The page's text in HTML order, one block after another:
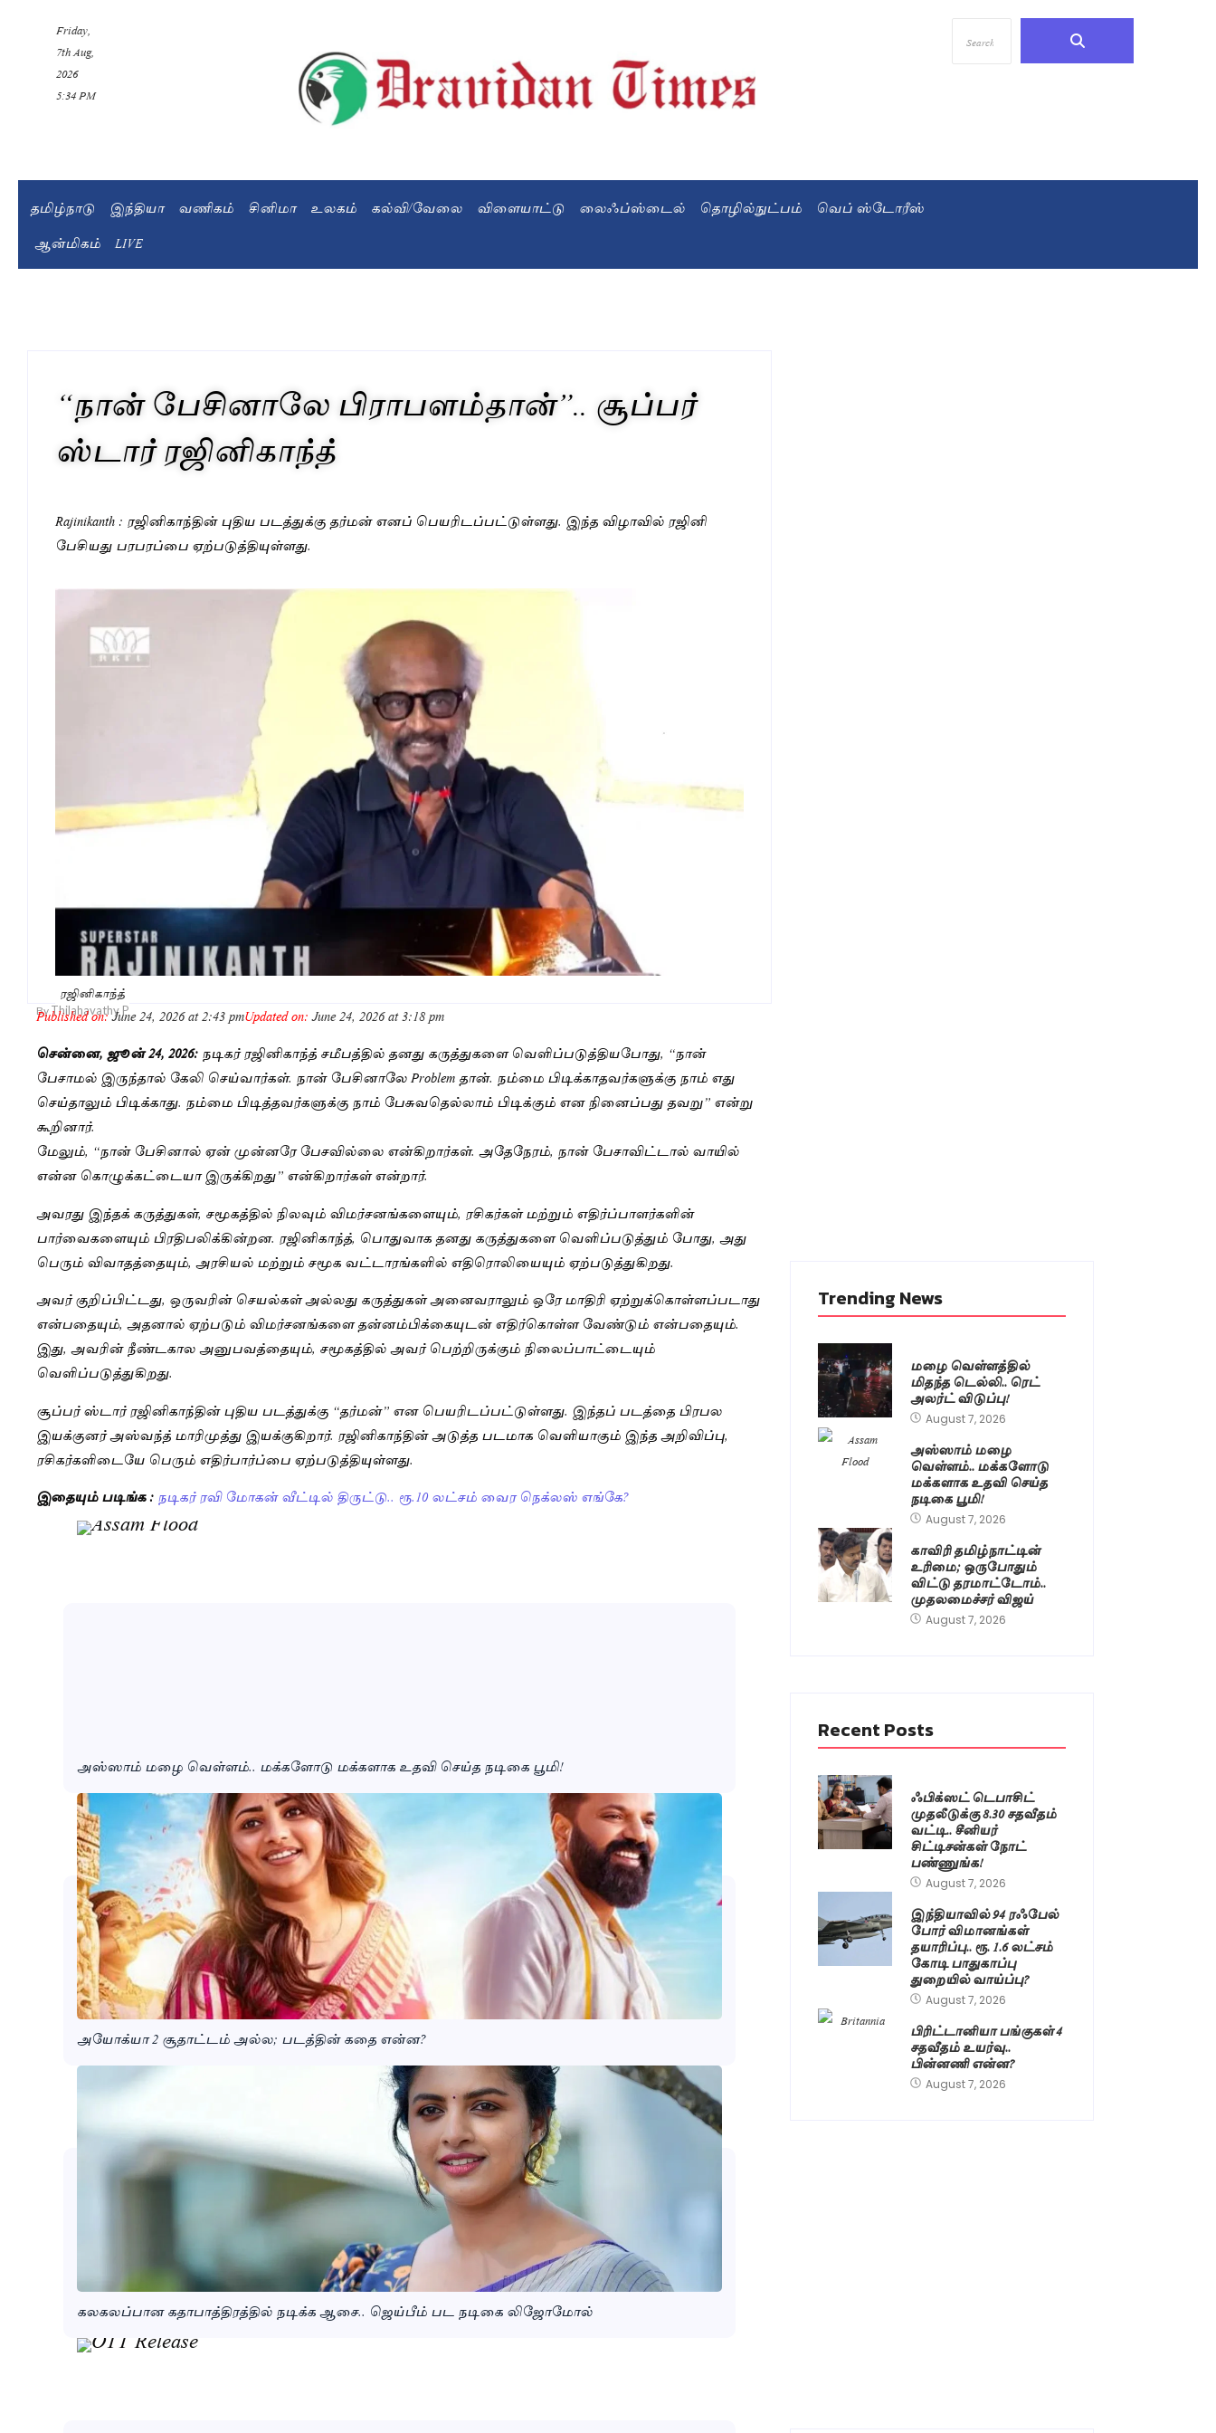
Friday,
7th Aug,
2026
5:34 PM
தமிழ்நாடு இந்தியா வணிகம் சினிமா உலகம் கல்வி/வேலை விளையாட்டு லைஃப்ஸ்டைல் தொழில்நுட்பம்
வெப் ஸ்டோரீஸ்
ஆன்மிகம்
LIVE
“நான் பேசினாலே பிராபளம்தான்”.. சூப்பர்
ஸ்டார் ரஜினிகாந்த்
Rajinikanth : ரஜினிகாந்தின் புதிய படத்துக்கு தர்மன் எனப் பெயரிடப்பட்டுள்ளது. இந்த விழாவில் ரஜினி
பேசியது பரபரப்பை ஏற்படுத்தியுள்ளது.
ரஜினிகாந்த்
By Thilahavathy P
Published on:June 24, 2026 at 2:43 pmUpdated on:June 24, 2026 at 3:18 pm
சென்னை, ஜூன் 24, 2026: நடிகர் ரஜினிகாந்த் சமீபத்தில் தனது கருத்துகளை வெளிப்படுத்தியபோது, “நான்
பேசாமல் இருந்தால் கேலி செய்வார்கள். நான் பேசினாலே Problem தான். நம்மை பிடிக்காதவர்களுக்கு நாம் எது
செய்தாலும் பிடிக்காது. நம்மை பிடித்தவர்களுக்கு நாம் பேசுவதெல்லாம் பிடிக்கும் என நினைப்பது தவறு” என்று
கூறினார்.
மேலும், “நான் பேசினால் ஏன் முன்னரே பேசவில்லை என்கிறார்கள். அதேநேரம், நான் பேசாவிட்டால் வாயில்
என்ன கொழுக்கட்டையா இருக்கிறது” என்கிறார்கள் என்றார்.
அவரது இந்தக் கருத்துகள், சமூகத்தில் நிலவும் விமர்சனங்களையும், ரசிகர்கள் மற்றும் எதிர்ப்பாளர்களின்
பார்வைகளையும் பிரதிபலிக்கின்றன. ரஜினிகாந்த், பொதுவாக தனது கருத்துகளை வெளிப்படுத்தும் போது, அது
பெரும் விவாதத்தையும், அரசியல் மற்றும் சமூக வட்டாரங்களில் எதிரொலியையும் ஏற்படுத்துகிறது.
அவர் குறிப்பிட்டது, ஒருவரின் செயல்கள் அல்லது கருத்துகள் அனைவராலும் ஒரே மாதிரி ஏற்றுக்கொள்ளப்படாது
என்பதையும், அதனால் ஏற்படும் விமர்சனங்களை தன்னம்பிக்கையுடன் எதிர்கொள்ள வேண்டும் என்பதையும்.
இது, அவரின் நீண்டகால அனுபவத்தையும், சமூகத்தில் அவர் பெற்றிருக்கும் நிலைப்பாட்டையும்
வெளிப்படுத்துகிறது.
சூப்பர் ஸ்டார் ரஜினிகாந்தின் புதிய படத்துக்கு “தர்மன்” என பெயரிடப்பட்டுள்ளது. இந்தப் படத்தை பிரபல
இயக்குனர் அஸ்வந்த் மாரிமுத்து இயக்குகிறார். ரஜினிகாந்தின் அடுத்த படமாக வெளியாகும் இந்த அறிவிப்பு,
ரசிகர்களிடையே பெரும் எதிர்பார்ப்பை ஏற்படுத்தியுள்ளது.
இதையும் படிங்க : நடிகர் ரவி மோகன் வீட்டில் திருட்டு.. ரூ.10 லட்சம் வைர நெக்லஸ் எங்கே?
அஸ்ஸாம் மழை வெள்ளம்.. மக்களோடு மக்களாக உதவி செய்த நடிகை பூமி!
அயோக்யா 2 சூதாட்டம் அல்ல; படத்தின் கதை என்ன?
கலகலப்பான கதாபாத்திரத்தில் நடிக்க ஆசை.. ஜெய்பீம் பட நடிகை லிஜோமோல்
Trending News
மழை வெள்ளத்தில்
மிதந்த டெல்லி.. ரெட்
அலர்ட் விடுப்பு!
August 7, 2026
அஸ்ஸாம் மழை
வெள்ளம்.. மக்களோடு
மக்களாக உதவி செய்த
நடிகை பூமி!
August 7, 2026
காவிரி தமிழ்நாட்டின்
உரிமை; ஒருபோதும்
விட்டு தரமாட்டோம்..
முதலமைச்சர் விஜய்
August 7, 2026
Recent Posts
ஃபிக்ஸட் டெபாசிட்
முதலீடுக்கு 8.30 சதவீதம்
வட்டி.. சீனியர்
சிட்டிசன்கள் நோட்
பண்ணுங்க!
August 7, 2026
இந்தியாவில் 94 ரஃபேல்
போர் விமானங்கள்
தயாரிப்பு.. ரூ. 1.6 லட்சம்
கோடி பாதுகாப்பு
துறையில் வாய்ப்பு?
August 7, 2026
பிரிட்டானியா பங்குகள் 4
சதவீதம் உயர்வு..
பின்னணி என்ன?
August 7, 2026